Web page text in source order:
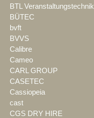
BTL Veranstaltungstechnik
BÜTEC
bvft
BVVS
Calibre
Cameo
CARL GROUP
CASETEC
Cassiopeia
cast
CGS DRY HIRE